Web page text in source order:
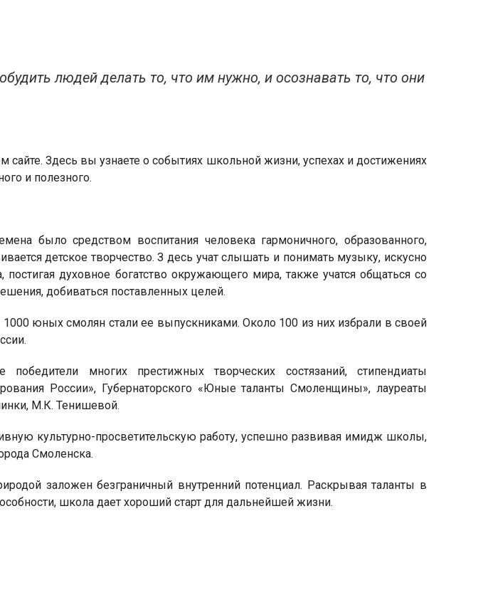
людей делать то, что им нужно, и осознавать то, что они
Здесь вы узнаете о событиях школьной жизни, успехах и достижениях
и полезного.
было средством воспитания человека гармоничного, образованного,
детское творчество. З десь учат слышать и понимать музыку, искусно
духовное богатство окружающего мира, также учатся общаться со
добиваться поставленных целей.
юных смолян стали ее выпускниками. Около 100 из них избрали в своей
многих престижных творческих состязаний, стипендиаты
России», Губернаторского «Юные таланты Смоленщины», лауреаты
М.К. Тенишевой.
культурно-просветительскую работу, успешно развивая имидж школы,
Смоленска.
заложен безграничный внутренний потенциал. Раскрывая таланты в
школа дает хороший старт для дальнейшей жизни.